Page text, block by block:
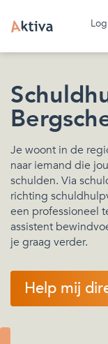
Je woont in de
naar iemand die
schulden. Via
richting
een professioneel
assistent
je graag verder.
Help mij